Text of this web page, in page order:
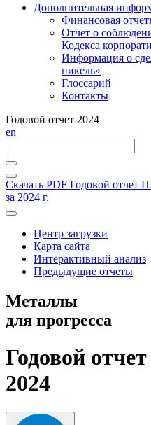
Дополнительная
Финансовая
Отчет о
Кодекса
Информация о
никель»
Глоссарий
Контакты
Годовой отчет 2024
en
Скачать PDF Годовой отчет
за 2024 г.
Центр загрузки
Карта сайта
Интерактивный анализ
Предыдущие отчеты
Металлы
для прогресса
Годовой отчет
2024